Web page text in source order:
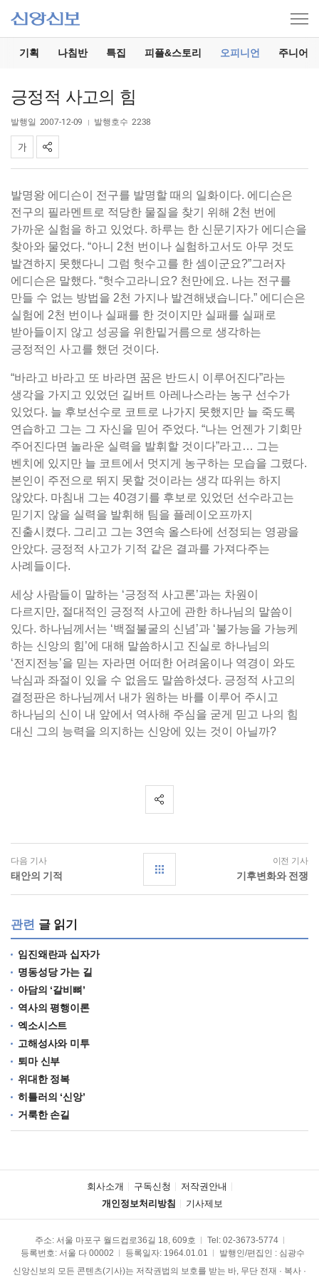
기획 나침반 특집 피플&스토리 오피니언 주니어
긍정적 사고의 힘
발행일 2007-12-09 발행호수 2238
발명왕 에디슨이 전구를 발명할 때의 일화이다. 에디슨은
전구의 필라멘트로 적당한 물질을 찾기 위해 2천 번에
가까운 실험을 하고 있었다. 하루는 한 신문기자가 에디슨을
찾아와 물었다. “아니 2천 번이나 실험하고서도 아무 것도
발견하지 못했다니 그럼 헛수고를 한 셈이군요?”그러자
에디슨은 말했다. “헛수고라니요? 천만에요. 나는 전구를
만들 수 없는 방법을 2천 가지나 발견해냈습니다.” 에디슨은
실험에 2천 번이나 실패를 한 것이지만 실패를 실패로
받아들이지 않고 성공을 위한밑거름으로 생각하는
긍정적인 사고를 했던 것이다.
“바라고 바라고 또 바라면 꿈은 반드시 이루어진다”라는
생각을 가지고 있었던 길버트 아레나스라는 농구 선수가
있었다. 늘 후보선수로 코트로 나가지 못했지만 늘 죽도록
연습하고 그는 그 자신을 믿어 주었다. “나는 언젠가 기회만
주어진다면 놀라운 실력을 발휘할 것이다”라고… 그는
벤치에 있지만 늘 코트에서 멋지게 농구하는 모습을 그렸다.
본인이 주전으로 뛰지 못할 것이라는 생각 따위는 하지
않았다. 마침내 그는 40경기를 후보로 있었던 선수라고는
믿기지 않을 실력을 발휘해 팀을 플레이오프까지
진출시켰다. 그리고 그는 3연속 올스타에 선정되는 영광을
안았다. 긍정적 사고가 기적 같은 결과를 가져다주는
사례들이다.
세상 사람들이 말하는 ‘긍정적 사고론’과는 차원이
다르지만, 절대적인 긍정적 사고에 관한 하나님의 말씀이
있다. 하나님께서는 ‘백절불굴의 신념’과 ‘불가능을 가능케
하는 신앙의 힘’에 대해 말씀하시고 진실로 하나님의
‘전지전능’을 믿는 자라면 어떠한 어려움이나 역경이 와도
낙심과 좌절이 있을 수 없음도 말씀하셨다. 긍정적 사고의
결정판은 하나님께서 내가 원하는 바를 이루어 주시고
하나님의 신이 내 앞에서 역사해 주심을 굳게 믿고 나의 힘
대신 그의 능력을 의지하는 신앙에 있는 것이 아닐까?
다음 기사
태안의 기적
이전 기사
기후변화와 전쟁
관련 글 읽기
임진왜란과 십자가
명동성당 가는 길
아담의 ‘갈비뼈’
역사의 평행이론
엑소시스트
고해성사와 미투
퇴마 신부
위대한 정복
히틀러의 ‘신앙’
거룩한 손길
회사소개 구독신청
저작권안내
개인정보처리방침
기사제보
주소: 서울 마포구 월드컵로36길 18, 609호 Tel: 02-3673-5774
등록번호: 서울 다 00002
등록일자: 1964.01.01
발행인/편집인 : 심광수
신앙신보의 모든 콘텐츠(기사)는 저작권법의 보호를 받는 바, 무단 전재 · 복사 ·